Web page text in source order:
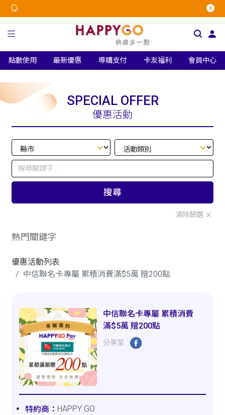
點數使用 最新優惠 導購支付 卡友福利 會員中心
SPECIAL OFFER
優惠活動
搜尋
清除篩選
熱門關鍵字
優惠活動列表
中信聯名卡專屬 累積消費滿$5萬 贈200點
中信聯名卡專屬 累積消費
滿$5萬 贈200點
分享至
HAPPY GO